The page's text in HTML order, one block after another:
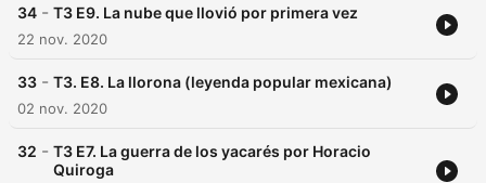
34 - T3 E9. La nube que llovió por primera vez
22 nov. 2020
33 - T3. E8. La llorona (leyenda popular mexicana)
02 nov. 2020
32 - T3 E7. La guerra de los yacarés por Horacio
Quiroga